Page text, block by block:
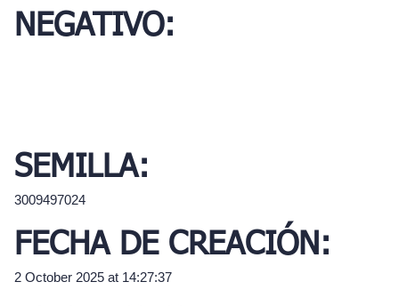
NEGATIVO:
SEMILLA:
3009497024
FECHA DE CREACIÓN:
2 October 2025 at 14:27:37